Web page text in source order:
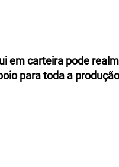
em carteira pode
para toda a